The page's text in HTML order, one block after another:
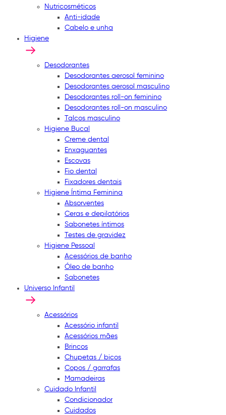
Nutricosméticos
Anti-idade
Cabelo e unha
Higiene
Desodorantes
Desodorantes aerosol feminino
Desodorantes aerosol masculino
Desodorantes roll-on feminino
Desodorantes roll-on masculino
Talcos masculino
Higiene Bucal
Creme dental
Enxaguantes
Escovas
Fio dental
Fixadores dentais
Higiene Íntima Feminina
Absorventes
Ceras e depilatórios
Sabonetes íntimos
Testes de gravidez
Higiene Pessoal
Acessórios de banho
Óleo de banho
Sabonetes
Universo Infantil
Acessórios
Acessório infantil
Acessórios mães
Brincos
Chupetas / bicos
Copos / garrafas
Mamadeiras
Cuidado Infantil
Condicionador
Cuidados